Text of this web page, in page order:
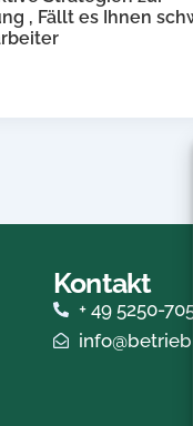
, Fällt es Ihnen
Kontakt
+ 49 5250-